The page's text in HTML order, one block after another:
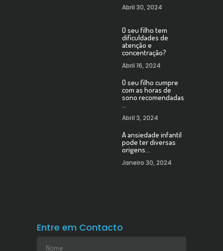
Abril 30, 2024
O seu filho tem
dificuldades de
atenção e
concentração?
Abril 16, 2024
O seu filho cumpre
com as horas de
sono recomendadas
…
Abril 3, 2024
A ansiedade infantil
pode ter diversas
origens…
Janeiro 30, 2024
Entre em Contacto